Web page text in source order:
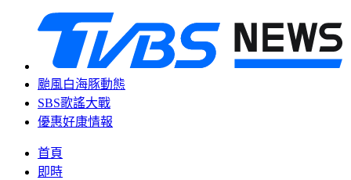
颱風白海豚動態
SBS歌謠大戰
優惠好康情報
首頁
即時